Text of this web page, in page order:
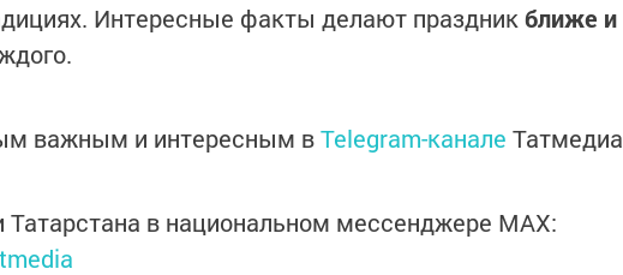
Интересные факты делают праздник ближе и
важным и интересным вTelegram-канале Татмедиа
Татарстана в национальном мессенджере MАХ: